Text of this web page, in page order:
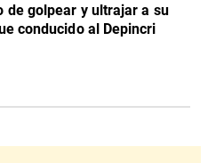
de golpear y ultrajar a su
conducido al Depincri